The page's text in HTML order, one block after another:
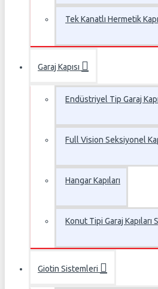
Tek Kanatlı Hermetik Kapı
Garaj Kapısı
Endüstriyel Tip Garaj
Full Vision Seksiyonel
Hangar Kapıları
Konut Tipi Garaj Kapıları
Giotin Sistemleri